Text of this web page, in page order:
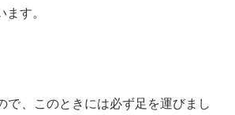
す。
で、このときには必ず足を運びまし